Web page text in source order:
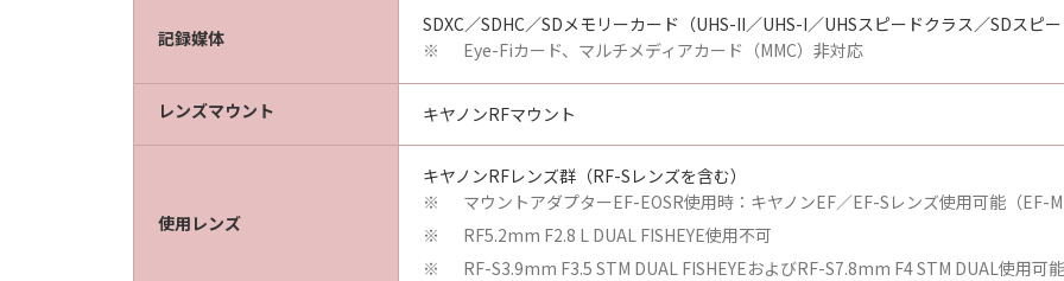
記録媒体
SDXC／SDHC／SDメモリーカード（UHS-II／UHS-I／UHSスピードクラス／SDスピー
※ Eye-Fiカード、マルチメディアカード（MMC）非対応
レンズマウント キヤノンRFマウント
使用レンズ
キヤノンRFレンズ群（RF-Sレンズを含む）
※ マウントアダプターEF-EOSR使用時：キヤノンEF／EF-Sレンズ使用可能（EF-M
※ RF5.2mm F2.8 L DUAL FISHEYE使用不可
※ RF-S3.9mm F3.5 STM DUAL FISHEYEおよびRF-S7.8mm F4 STM DUAL使用可能